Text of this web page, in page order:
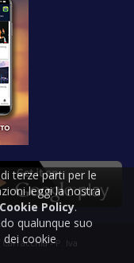
- P. Iva
terze parti per le
leggi la nostra
Cookie Policy.
qualunque suo
cookie